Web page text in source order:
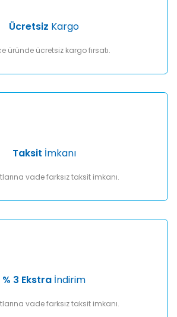
Ücretsiz Kargo
üründe ücretsiz kargo fırsatı.
Taksit İmkanı
vade farksız taksit imkanı.
% 3 Ekstra İndirim
vade farksız taksit imkanı.